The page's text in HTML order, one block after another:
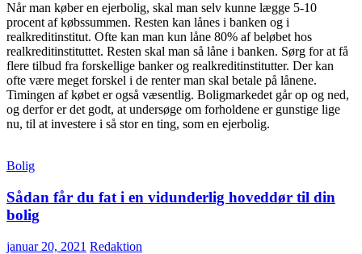
Når man køber en ejerbolig, skal man selv kunne lægge 5-10
procent af købssummen. Resten kan lånes i banken og i
realkreditinstitut. Ofte kan man kun låne 80% af beløbet hos
realkreditinstituttet. Resten skal man så låne i banken. Sørg for at få
flere tilbud fra forskellige banker og realkreditinstitutter. Der kan
ofte være meget forskel i de renter man skal betale på lånene.
Timingen af købet er også væsentlig. Boligmarkedet går op og ned,
og derfor er det godt, at undersøge om forholdene er gunstige lige
nu, til at investere i så stor en ting, som en ejerbolig.
Bolig
Sådan får du fat i en vidunderlig hoveddør til din
bolig
januar 20, 2021 Redaktion